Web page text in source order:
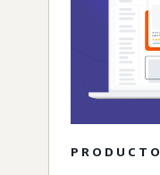
PRODUCTO